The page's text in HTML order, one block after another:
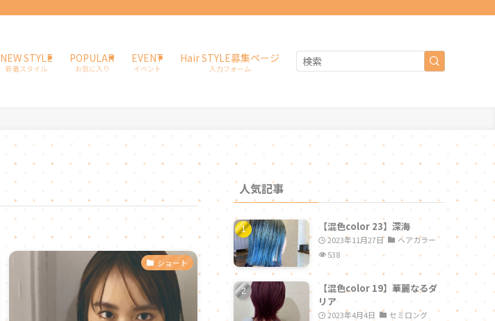
NEW STYLE
新着スタイル
POPULAR
お気に入り
EVENT
イベント
Hair STYLE募集ページ
入力フォーム
ショート
人気記事
【混色color 23】深海
2023年11月27日
ヘアカラー
538
【混色color 19】華麗なるダ
リア
2023年4月4日
セミロング